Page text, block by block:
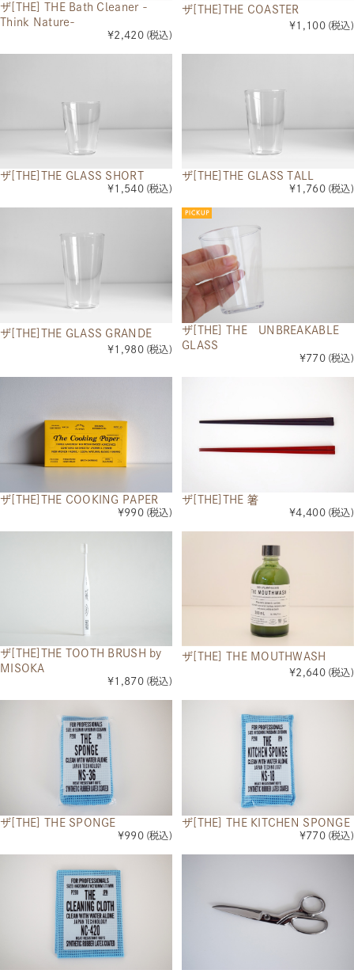
ザ[THE] THE Bath Cleaner -
Think Nature-
¥2,420 (税込)
ザ[THE]THE COASTER
¥1,100 (税込)
ザ[THE]THE GLASS SHORT
¥1,540 (税込)
ザ[THE]THE GLASS TALL
¥1,760 (税込)
ザ[THE]THE GLASS GRANDE
¥1,980 (税込)
ザ[THE] THE UNBREAKABLE
GLASS
¥770 (税込)
ザ[THE]THE COOKING PAPER
¥990 (税込)
ザ[THE]THE 箸
¥4,400 (税込)
ザ[THE]THE TOOTH BRUSH by
MISOKA
¥1,870 (税込)
ザ[THE] THE MOUTHWASH
¥2,640 (税込)
ザ[THE] THE SPONGE
¥990 (税込)
ザ[THE] THE KITCHEN SPONGE
¥770 (税込)